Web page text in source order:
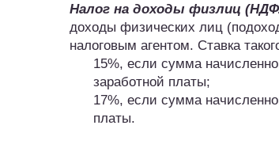
Налог на доходы физлиц
доходы физических лиц
налоговым агентом. Ставка
15%, если сумма
заработной платы;
17%, если сумма
платы.